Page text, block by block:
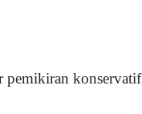
pemikiran